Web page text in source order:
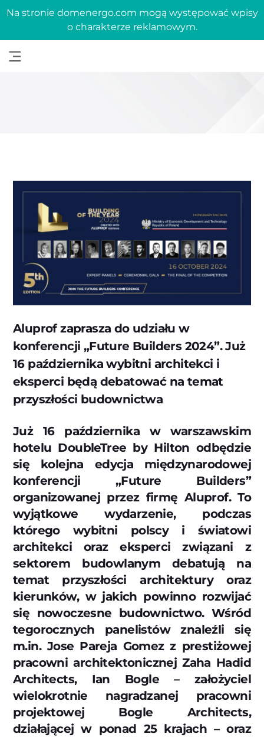
Na stronie domenergo.com mogą występować wpisy
o charakterze reklamowym.
Aluprof zaprasza do udziału w
konferencji „Future Builders 2024”. Już
16 października wybitni architekci i
eksperci będą debatować na temat
przyszłości budownictwa
Już 16 października w warszawskim
hotelu DoubleTree by Hilton odbędzie
się kolejna edycja międzynarodowej
konferencji „Future Builders”
organizowanej przez firmę Aluprof. To
wyjątkowe wydarzenie, podczas
którego wybitni polscy i światowi
architekci oraz eksperci związani z
sektorem budowlanym debatują na
temat przyszłości architektury oraz
kierunków, w jakich powinno rozwijać
się nowoczesne budownictwo. Wśród
tegorocznych panelistów znaleźli się
m.in. Jose Pareja Gomez z prestiżowej
pracowni architektonicznej Zaha Hadid
Architects, Ian Bogle – założyciel
wielokrotnie nagradzanej pracowni
projektowej Bogle Architects,
działającej w ponad 25 krajach – oraz